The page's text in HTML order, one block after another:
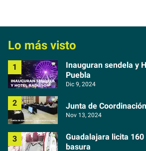
Lo más visto
Inauguran sendela y
Puebla
Dic 9, 2024
Junta de
Nov 13, 2024
Guadalajara licita
basura